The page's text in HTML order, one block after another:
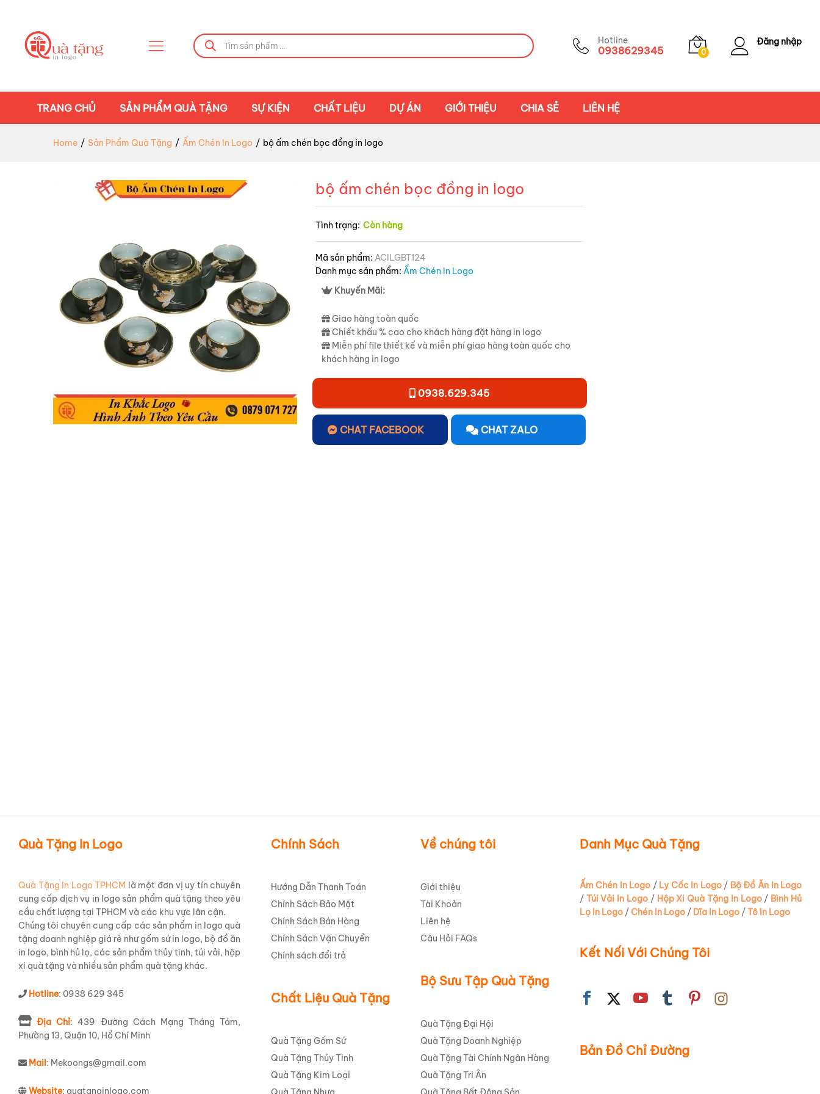
Hotline
0938629345 0
Đăng nhập
TRANG CHỦ SẢN PHẨM QUÀ TẶNG SỰ KIỆN CHẤT LIỆU DỰ ÁN GIỚI THIỆU CHIA SẺ LIÊN HỆ
Home / Sản Phẩm Quà Tặng / Ấm Chén In Logo / bộ ấm chén bọc đồng in logo
bộ ấm chén bọc đồng in logo
Tình trạng: Còn hàng
Mã sản phẩm: ACILGBT124
Danh mục sản phẩm:Ấm Chén In Logo
Khuyến Mãi:
Giao hàng toàn quốc
Chiết khấu % cao cho khách hàng đặt hàng in logo
Miễn phí file thiết kế và miễn phí giao hàng toàn quốc cho
khách hàng in logo
0938.629.345
CHAT FACEBOOK CHAT ZALO
Quà Tặng In Logo
Quà Tặng In Logo TPHCM là một đơn vị uy tín chuyên
cung cấp dịch vụ in logo sản phẩm quà tặng theo yêu
cầu chất lượng tại TPHCM và các khu vực lân cận.
Chúng tôi chuyên cung cấp các sản phẩm in logo quà
tặng doanh nghiệp giá rẻ như gốm sứ in logo, bộ đồ ăn
in logo, bình hủ lọ, các sản phẩm thủy tinh, túi vải, hộp
xi quà tặng và nhiều sản phẩm quà tặng khác.
Hotline: 0938 629 345
Địa Chỉ: 439 Đường Cách Mạng Tháng Tám,
Phường 13, Quận 10, Hồ Chí Minh
Mail : Mekoongs@gmail.com
Website: quatanginlogo.com
Chính Sách
Hướng Dẫn Thanh Toán
Chính Sách Bảo Mật
Chính Sách Bán Hàng
Chính Sách Vận Chuyển
Chính sách đổi trả
Chất Liệu Quà Tặng
Quà Tặng Gốm Sứ
Quà Tặng Thủy Tinh
Quà Tặng Kim Loại
Về chúng tôi
Giới thiệu
Tài Khoản
Liên hệ
Câu Hỏi FAQs
Bộ Sưu Tập Quà Tặng
Quà Tặng Đại Hội
Quà Tặng Doanh Nghiệp
Quà Tặng Tài Chính Ngân Hàng
Quà Tặng Tri Ân
Danh Mục Quà Tặng
Ấm Chén In Logo / Ly Cốc In Logo/ Bộ Đồ Ăn In Logo
/ Túi Vải In Logo / Hộp Xi Quà Tặng In Logo/ Bình Hủ
Lọ In Logo/Chén In Logo/ Dĩa In Logo/Tô In Logo
Kết Nối Với Chúng Tôi
Bản Đồ Chỉ Đường